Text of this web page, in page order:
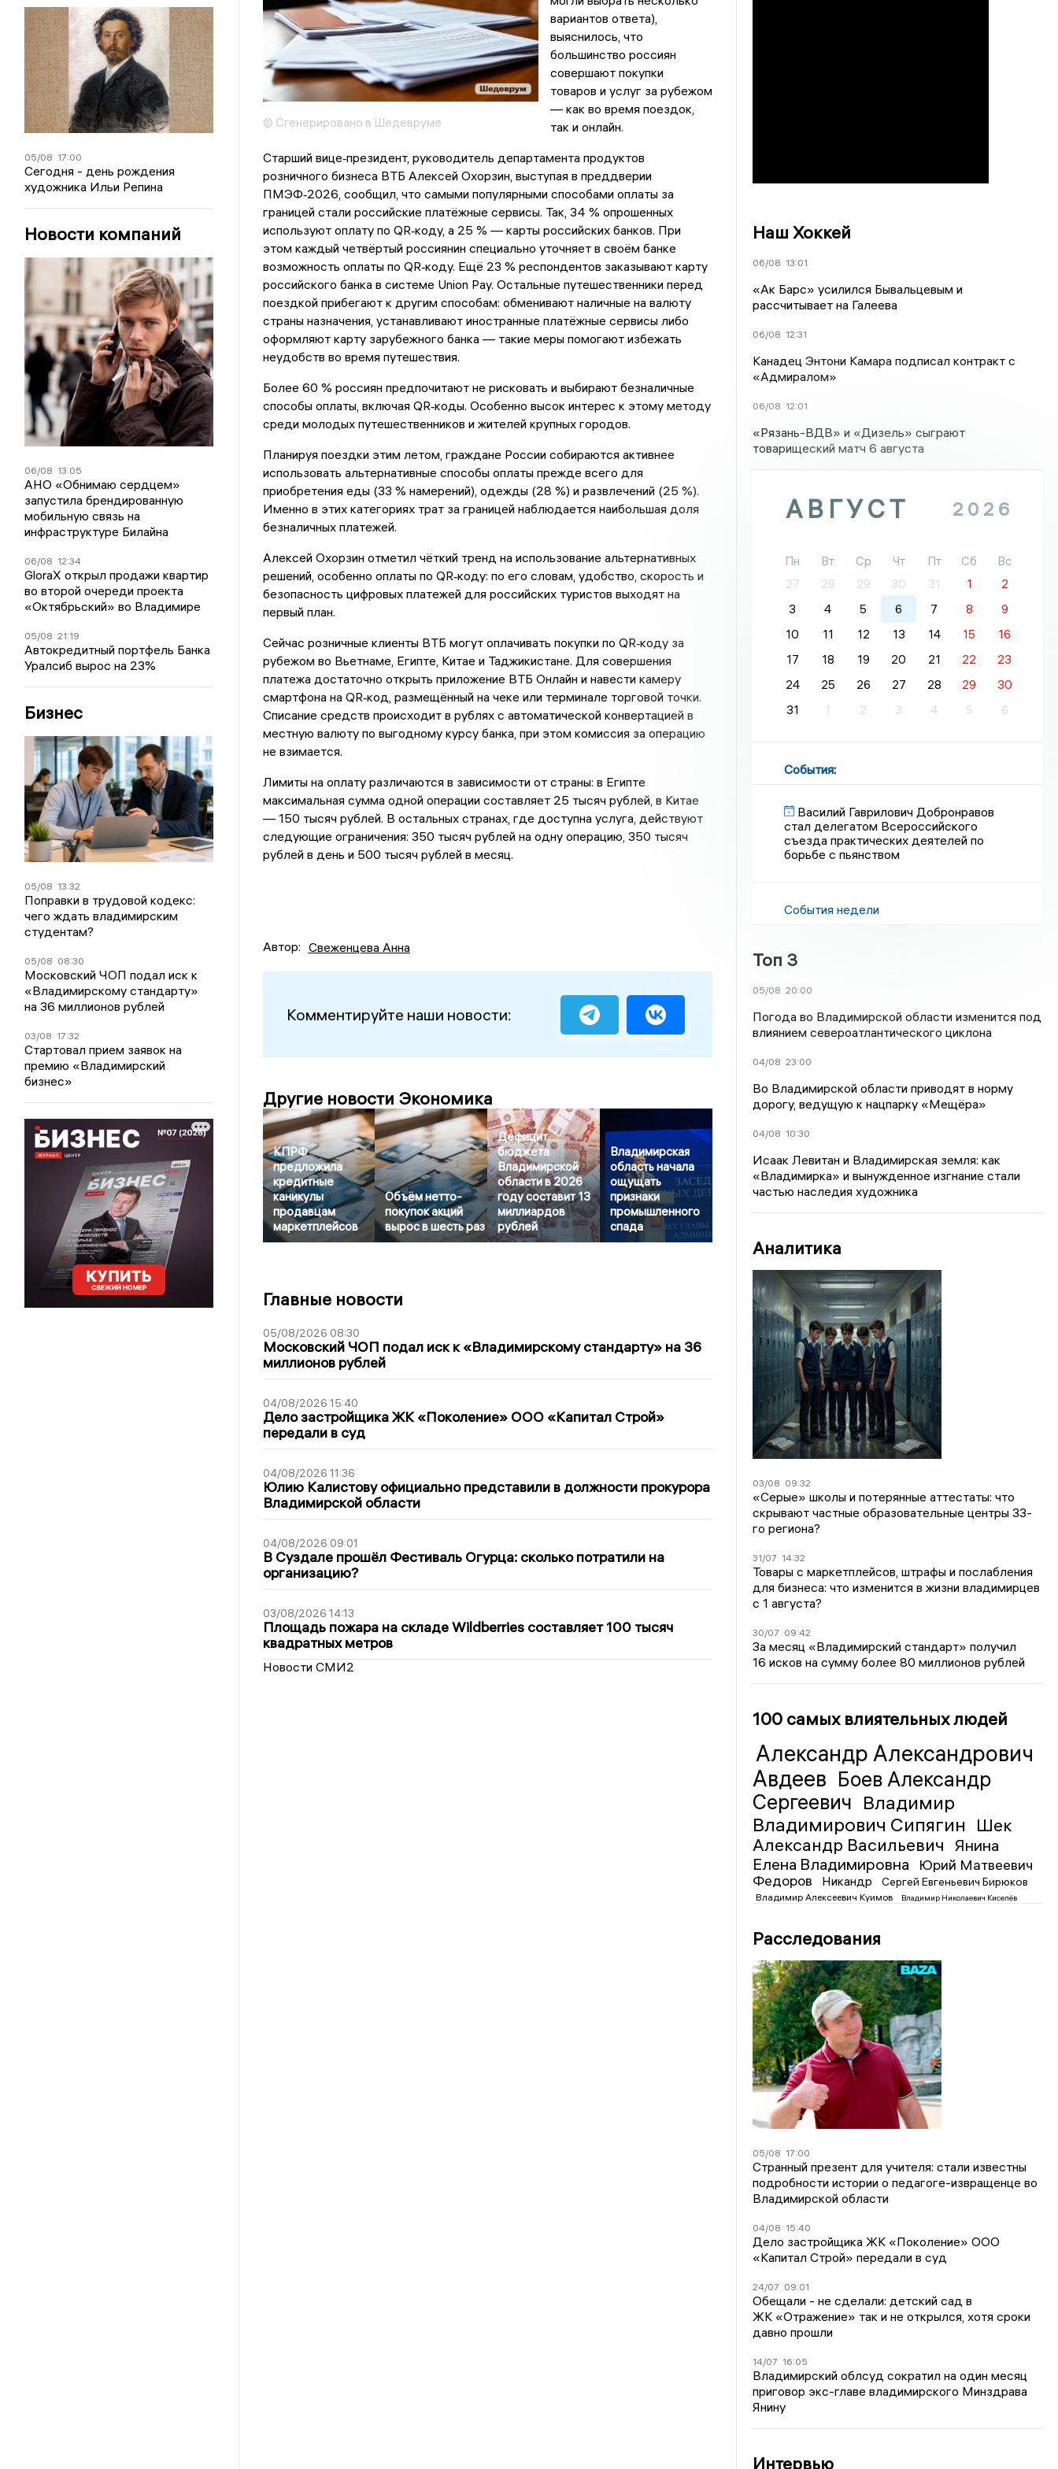
05/08 17:00
Сегодня - день рождения
художника Ильи Репина
Новости компаний
06/08 13:05
АНО «Обнимаю сердцем»
запустила брендированную
мобильную связь на
инфраструктуре Билайна
06/08 12:34
GloraX открыл продажи квартир
во второй очереди проекта
«Октябрьский» во Владимире
05/08 21:19
Автокредитный портфель Банка
Уралсиб вырос на 23%
Бизнес
05/08 13:32
Поправки в трудовой кодекс:
чего ждать владимирским
студентам?
05/08 08:30
Московский ЧОП подал иск к
«Владимирскому стандарту»
на 36 миллионов рублей
03/08 17:32
Стартовал прием заявок на
премию «Владимирский
бизнес»
© Сгенерировано в Шедевруме
вариантов ответа),
выяснилось, что
большинство россиян
совершают покупки
товаров и услуг за рубежом
— как во время поездок,
так и онлайн.
Старший вице‑президент, руководитель департамента продуктов
розничного бизнеса ВТБ Алексей Охорзин, выступая в преддверии
ПМЭФ‑2026, сообщил, что самыми популярными способами оплаты за
границей стали российские платёжные сервисы. Так, 34 % опрошенных
используют оплату по QR‑коду, а 25 % — карты российских банков. При
этом каждый четвёртый россиянин специально уточняет в своём банке
возможность оплаты по QR‑коду. Ещё 23 % респондентов заказывают карту
российского банка в системе Union Pay. Остальные путешественники перед
поездкой прибегают к другим способам: обменивают наличные на валюту
страны назначения, устанавливают иностранные платёжные сервисы либо
оформляют карту зарубежного банка — такие меры помогают избежать
неудобств во время путешествия.
Более 60 % россиян предпочитают не рисковать и выбирают безналичные
способы оплаты, включая QR‑коды. Особенно высок интерес к этому методу
среди молодых путешественников и жителей крупных городов.
Планируя поездки этим летом, граждане России собираются активнее
использовать альтернативные способы оплаты прежде всего для
приобретения еды (33 % намерений), одежды (28 %) и развлечений (25 %).
Именно в этих категориях трат за границей наблюдается наибольшая доля
безналичных платежей.
Алексей Охорзин отметил чёткий тренд на использование альтернативных
решений, особенно оплаты по QR‑коду: по его словам, удобство, скорость и
безопасность цифровых платежей для российских туристов выходят на
первый план.
Сейчас розничные клиенты ВТБ могут оплачивать покупки по QR‑коду за
рубежом во Вьетнаме, Египте, Китае и Таджикистане. Для совершения
платежа достаточно открыть приложение ВТБ Онлайн и навести камеру
смартфона на QR‑код, размещённый на чеке или терминале торговой точки.
Списание средств происходит в рублях с автоматической конвертацией в
местную валюту по выгодному курсу банка, при этом комиссия за операцию
не взимается.
Лимиты на оплату различаются в зависимости от страны: в Египте
максимальная сумма одной операции составляет 25 тысяч рублей, в Китае
— 150 тысяч рублей. В остальных странах, где доступна услуга, действуют
следующие ограничения: 350 тысяч рублей на одну операцию, 350 тысяч
рублей в день и 500 тысяч рублей в месяц.
Автор: Свеженцева Анна
Комментируйте наши новости:
Другие новости Экономика
КПРФ
предложила
кредитные
каникулы
продавцам
маркетплейсов
Объём нетто-
покупок акций
вырос в шесть раз
Дефицит
бюджета
Владимирской
области в 2026
году составит 13
миллиардов
рублей
Владимирская
область начала
ощущать
признаки
промышленного
спада
Главные новости
05/08/2026 08:30
Московский ЧОП подал иск к «Владимирскому стандарту» на 36
миллионов рублей
04/08/2026 15:40
Дело застройщика ЖК «Поколение» ООО «Капитал Строй»
передали в суд
04/08/2026 11:36
Юлию Калистову официально представили в должности прокурора
Владимирской области
04/08/2026 09:01
В Суздале прошёл Фестиваль Огурца: сколько потратили на
организацию?
03/08/2026 14:13
Площадь пожара на складе Wildberries составляет 100 тысяч
квадратных метров
Новости СМИ2
Наш Хоккей
06/08 13:01
«Ак Барс» усилился Бывальцевым и
рассчитывает на Галеева
06/08 12:31
Канадец Энтони Камара подписал контракт с
«Адмиралом»
06/08 12:01
«Рязань-ВДВ» и «Дизель» сыграют
товарищеский матч 6 августа
АВГУСТ 2026
Пн Вт Ср Чт Пт Сб
Вс
27
28 29 30 31 1
2
3
4 5 6 7 8
9
10
11 12 13 14 15
16
17
18 19 20 21 22
23
24
25 26 27 28 29
30
31
1 2 3 4 5 6
События:
Василий Гаврилович Добронравов
стал делегатом Всероссийского
съезда практических деятелей по
борьбе с пьянством
События недели
Топ 3
05/08 20:00
Погода во Владимирской области изменится под
влиянием североатлантического циклона
04/08 23:00
Во Владимирской области приводят в норму
дорогу, ведущую к нацпарку «Мещёра»
04/08 10:30
Исаак Левитан и Владимирская земля: как
«Владимирка» и вынужденное изгнание стали
частью наследия художника
Аналитика
03/08 09:32
«Серые» школы и потерянные аттестаты: что
скрывают частные образовательные центры 33-
го региона?
31/07 14:32
Товары с маркетплейсов, штрафы и послабления
для бизнеса: что изменится в жизни владимирцев
с 1 августа?
30/07 09:42
За месяц «Владимирский стандарт» получил
16 исков на сумму более 80 миллионов рублей
100 самых влиятельных людей
Александр Александрович
Авдеев Боев Александр
Сергеевич Владимир
Владимирович Сипягин Шек
Александр Васильевич
Янина
Елена Владимировна
Юрий Матвеевич
Федоров
Никандр Сергей Евгеньевич Бирюков
Владимир Алексеевич Куимов Владимир Николаевич Киселёв
Расследования
05/08 17:00
Странный презент для учителя: стали известны
подробности истории о педагоге-извращенце во
Владимирской области
04/08 15:40
Дело застройщика ЖК «Поколение» ООО
«Капитал Строй» передали в суд
24/07 09:01
Обещали - не сделали: детский сад в
ЖК «Отражение» так и не открылся, хотя сроки
давно прошли
14/07 16:05
Владимирский облсуд сократил на один месяц
приговор экс-главе владимирского Минздрава
Янину
Интервью